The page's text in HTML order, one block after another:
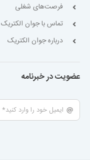
فرصت‌های شغلی
تماس با جوان الکتریک
درباره جوان الکتریک
عضویت در خبرنامه